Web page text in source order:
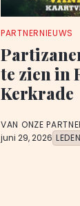
PARTNERNIEUWS
te zien in
Kerkrade
VAN ONZE
juni 29, 2026 LEDEN